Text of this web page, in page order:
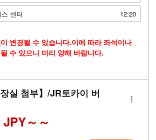
센터
12:20
변경될 수 있습니다.이에 따라 좌석이나
수 있으니 미리 양해 바랍니다.
실 첨부】/JR토카이 버
～